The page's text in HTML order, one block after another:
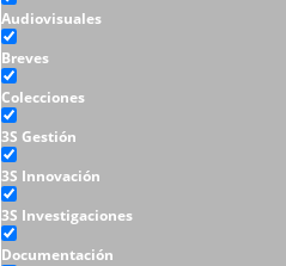
Audiovisuales
Breves
Colecciones
3S Gestión
3S Innovación
3S Investigaciones
Documentación